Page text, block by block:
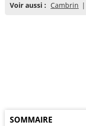
Voir aussi : Cambrin
SOMMAIRE